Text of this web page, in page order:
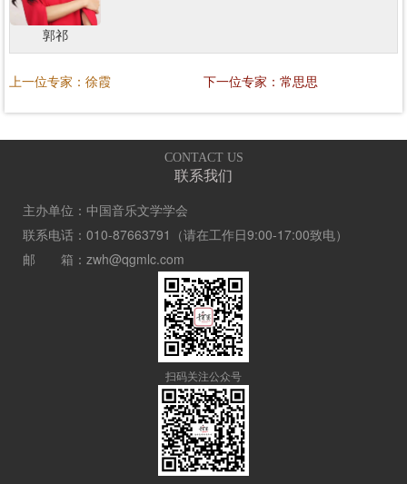
郭祁
上一位专家：徐霞 下一位专家：常思思
CONTACT US
联系我们
主办单位：中国音乐文学学会
联系电话：010-87663791（请在工作日9:00-17:00致电）
邮 箱：zwh@qgmlc.com
扫码关注公众号